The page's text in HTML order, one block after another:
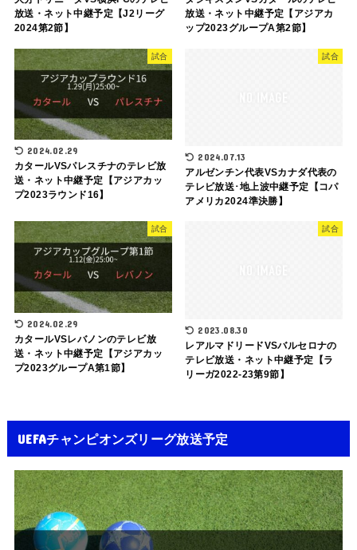
放送・ネット中継予定【J2リーグ
2024第2節】
放送・ネット中継予定【アジアカ
ップ2023グループA第2節】
試合
2024.02.29
カタールVSパレスチナのテレビ放
送・ネット中継予定【アジアカッ
プ2023ラウンド16】
試合
2024.07.13
アルゼンチン代表VSカナダ代表の
テレビ放送･地上波中継予定【コパ
アメリカ2024準決勝】
試合
2024.02.29
カタールVSレバノンのテレビ放
送・ネット中継予定【アジアカッ
プ2023グループA第1節】
試合
2023.08.30
レアルマドリードVSバルセロナの
テレビ放送・ネット中継予定【ラ
リーガ2022-23第9節】
UEFAチャンピオンズリーグ放送予定